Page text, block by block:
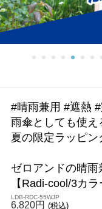
#晴雨兼用 #遮熱
雨傘としても使え
夏の限定ラッピン
ゼロアンドの晴
【Radi-cool/3カラ
LDB-RDC-55WJP
6,820円 (税込)